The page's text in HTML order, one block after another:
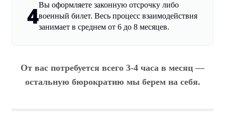
4Вы оформляете законную отсрочку либо
военный билет. Весь процесс взаимодействия
занимает в среднем от 6 до 8 месяцев.
От вас потребуется всего 3-4 часа в месяц —
остальную бюрократию мы берем на себя.